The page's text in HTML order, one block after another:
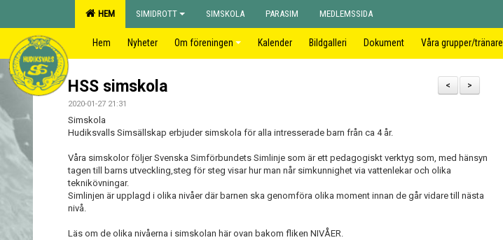
HEM SIMIDROTT SIMSKOLA PARASIM MEDLEMSSIDA
Hem Nyheter Om föreningen Kalender Bildgalleri Dokument Våra grupper/tränare
>
<
HSS simskola
2020-01-27 21:31
Simskola
Hudiksvalls Simsällskap erbjuder simskola för alla intresserade barn från ca 4 år.
Våra simskolor följer Svenska Simförbundets Simlinje som är ett pedagogiskt verktyg som, med hänsyn
tagen till barns utveckling,steg för steg visar hur man når simkunnighet via vattenlekar och olika
teknikövningar.
Simlinjen är upplagd i olika nivåer där barnen ska genomföra olika moment innan de går vidare till nästa
nivå.
Läs om de olika nivåerna i simskolan här ovan bakom fliken NIVÅER.